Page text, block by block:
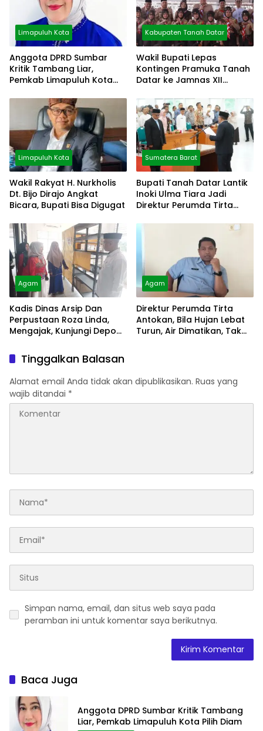
Limapuluh Kota
Anggota DPRD Sumbar
Kritik Tambang Liar,
Pemkab Limapuluh Kota
Kabupaten Tanah Datar
Wakil Bupati Lepas
Kontingen Pramuka Tanah
Datar ke Jamnas XII
Limapuluh Kota
Wakil Rakyat H. Nurkholis
Dt. Bijo Dirajo Angkat
Bicara, Bupati Bisa Digugat
Sumatera Barat
Bupati Tanah Datar Lantik
Inoki Ulma Tiara Jadi
Direktur Perumda Tirta
Agam
Kadis Dinas Arsip Dan
Perpustaan Roza Linda,
Mengajak, Kunjungi Depo
Agam
Direktur Perumda Tirta
Antokan, Bila Hujan Lebat
Turun, Air Dimatikan, Tak
Tinggalkan Balasan
Alamat email Anda tidak akan dipublikasikan. Ruas yang
wajib ditandai *
Simpan nama, email, dan situs web saya pada
peramban ini untuk komentar saya berikutnya.
Baca Juga
Anggota DPRD Sumbar Kritik Tambang
Liar, Pemkab Limapuluh Kota Pilih Diam